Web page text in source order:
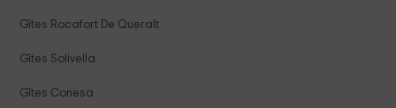
Gîtes Rocafort De Queralt
Gîtes Solivella
Gîtes Conesa